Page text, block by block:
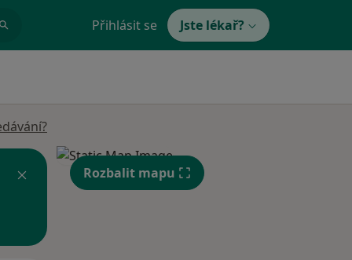
Přihlásit se Jste lékař?
Rozbalit mapu